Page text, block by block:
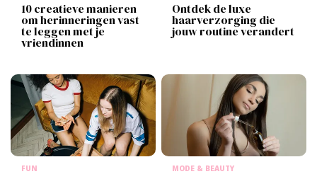
10 creatieve manieren
om herinneringen vast
te leggen met je
vriendinnen
Ontdek de luxe
haarverzorging die
jouw routine verandert
FUN MODE & BEAUTY